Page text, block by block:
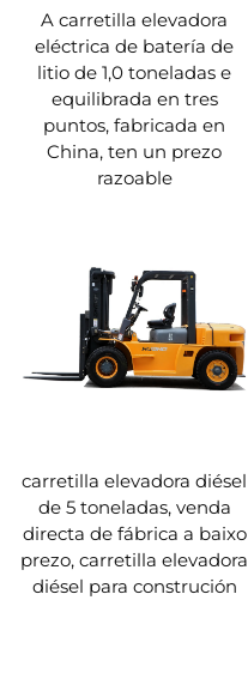
A carretilla elevadora
eléctrica de batería de
litio de 1,0 toneladas e
equilibrada en tres
puntos, fabricada en
China, ten un prezo
razoable
carretilla elevadora diésel
de 5 toneladas, venda
directa de fábrica a baixo
prezo, carretilla elevadora
diésel para construción